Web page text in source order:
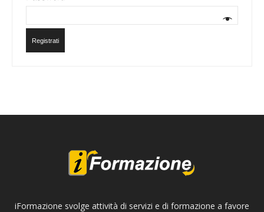
Registrati
iFormazione svolge attività di servizi e di formazione a favore